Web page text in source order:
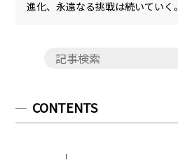
進化、永遠なる挑戦は続いていく。
CONTENTS